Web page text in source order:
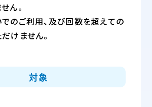
ん。
のご利用、及び回数を超えての
けません。
対象